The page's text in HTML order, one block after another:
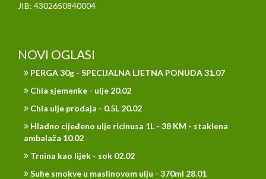
JIB: 4302650840004
NOVI OGLASI
PERGA 30g - SPECIJALNA LJETNA PONUDA 31.07
Chia sjemenke - ulje 20.02
Chia ulje prodaja - 0.5L 20.02
Hladno cijeđeno ulje ricinusa 1L - 38 KM - staklena
ambalaža 10.02
Trnina kao lijek - sok 02.02
Suhe smokve u maslinovom ulju - 370ml 28.01